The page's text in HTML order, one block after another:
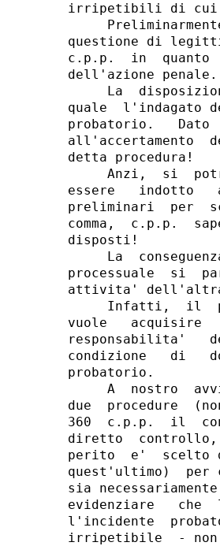
irripetibili di cui
questione di
c.p.p.  in  quanto
dell'azione penale.
La
quale  l'indagato
probatorio.
all'accertamento
detta procedura!
Anzi,  si
essere   indotto
preliminari  per
comma,  c.p.p.
disposti!
La
processuale  si
attivita'
Infatti,  il
vuole
responsabilita'
condizione   di
probatorio.
A  nostro
due  procedure
360  c.p.p.  il
diretto
perito  e'
quest'ultimo)  per
sia
evidenziare
l'incidente
irripetibile  - non